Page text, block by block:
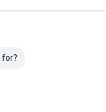
for?